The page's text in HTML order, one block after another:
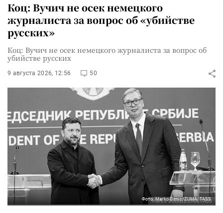
Коц: Вучич не осек немецкого
журналиста за вопрос об «убийстве
русских»
Коц: Вучич не осек немецкого журналиста за вопрос об
убийстве русских
9 августа 2026, 12:56 50
Фото: Marko Dimic/ZUMA/TASS